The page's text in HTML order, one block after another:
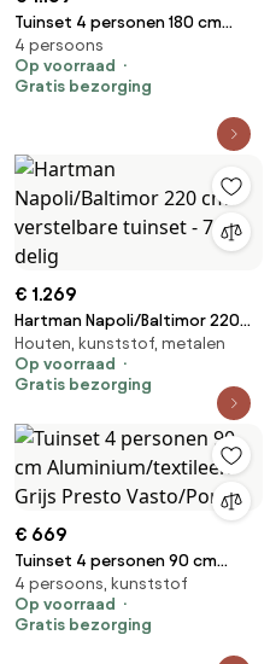
Tuinset 4 personen 180 cm
Aluminium/textileen Grijs
Hartman Royal
4 persoons
Op voorraad
Gratis bezorging
€ 1.269
Hartman Napoli/Baltimor 220
cm. verstelbare tuinset - 7-
delig
Houten, kunststof, metalen
Op voorraad
Gratis bezorging
€ 669
Tuinset 4 personen 90 cm
Aluminium/textileen Grijs
Presto Vasto/Porto
4 persoons, kunststof
Op voorraad
Gratis bezorging